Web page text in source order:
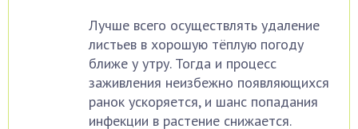
Лучше всего осуществлять удаление
листьев в хорошую тёплую погоду
ближе у утру. Тогда и процесс
заживления неизбежно появляющихся
ранок ускоряется, и шанс попадания
инфекции в растение снижается.